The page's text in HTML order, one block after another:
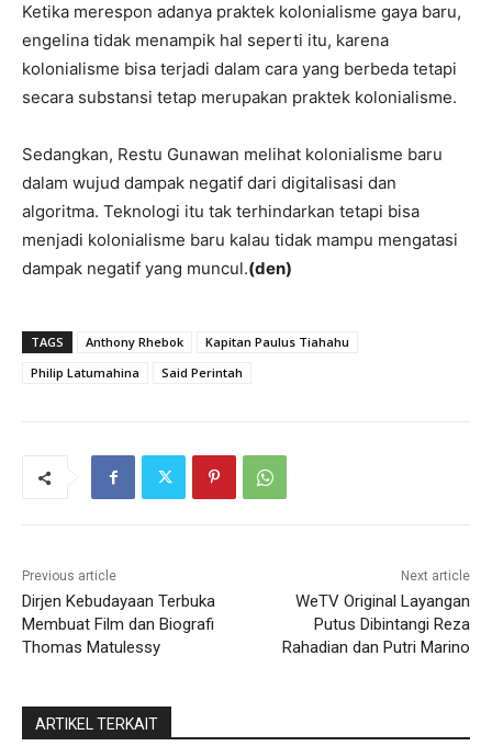
Ketika merespon adanya praktek kolonialisme gaya baru,
engelina tidak menampik hal seperti itu, karena
kolonialisme bisa terjadi dalam cara yang berbeda tetapi
secara substansi tetap merupakan praktek kolonialisme.
Sedangkan, Restu Gunawan melihat kolonialisme baru
dalam wujud dampak negatif dari digitalisasi dan
algoritma. Teknologi itu tak terhindarkan tetapi bisa
menjadi kolonialisme baru kalau tidak mampu mengatasi
dampak negatif yang muncul.(den)
TAGS Anthony Rhebok
Kapitan Paulus Tiahahu
Philip Latumahina
Said Perintah
Previous article
Dirjen Kebudayaan Terbuka
Membuat Film dan Biografi
Thomas Matulessy
Next article
WeTV Original Layangan
Putus Dibintangi Reza
Rahadian dan Putri Marino
ARTIKEL TERKAIT